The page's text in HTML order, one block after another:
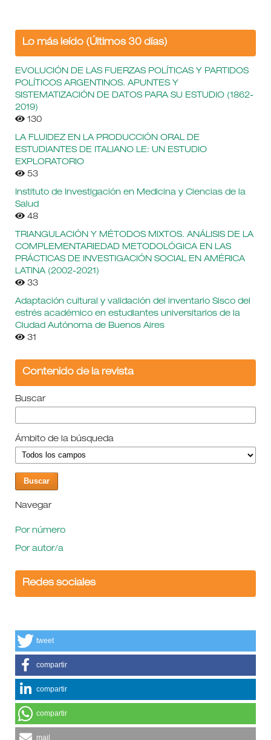
Lo más leído (Últimos 30 días)
EVOLUCIÓN DE LAS FUERZAS POLÍTICAS Y PARTIDOS
POLÍTICOS ARGENTINOS. APUNTES Y
SISTEMATIZACIÓN DE DATOS PARA SU ESTUDIO (1862-
2019)
130
LA FLUIDEZ EN LA PRODUCCIÓN ORAL DE
ESTUDIANTES DE ITALIANO LE: UN ESTUDIO
EXPLORATORIO
53
Instituto de Investigación en Medicina y Ciencias de la
Salud
48
TRIANGULACIÓN Y MÉTODOS MIXTOS. ANÁLISIS DE LA
COMPLEMENTARIEDAD METODOLÓGICA EN LAS
PRÁCTICAS DE INVESTIGACIÓN SOCIAL EN AMÉRICA
LATINA (2002-2021)
33
Adaptación cultural y validación del inventario Sisco del
estrés académico en estudiantes universitarios de la
Ciudad Autónoma de Buenos Aires
31
Contenido de la revista
Buscar
Ámbito de la búsqueda
Navegar
Por número
Por autor/a
Redes sociales
tweet
compartir
compartir
compartir
mail